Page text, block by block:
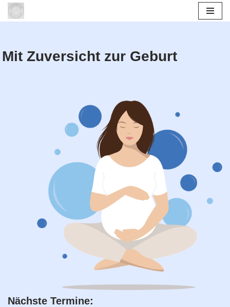
springen
Mit Zuversicht zur Geburt
Nächste Termine: